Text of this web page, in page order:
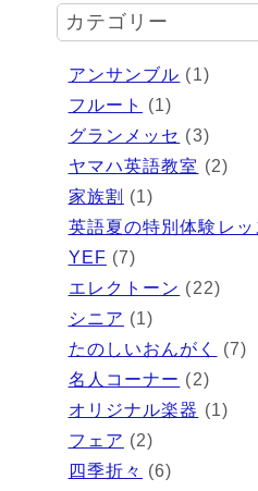
カテゴリー
アンサンブル (1)
フルート
(1)
グランメッセ (3)
ヤマハ英語教室 (2)
家族割 (1)
英語夏の特別体験レッ
YEF (7)
エレクトーン (22)
シニア (1)
たのしいおんがく
(7)
名人コーナー (2)
オリジナル楽器 (1)
フェア (2)
四季折々 (6)